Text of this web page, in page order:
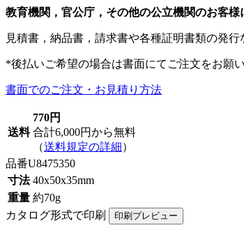
教育機関，官公庁，その他の公立機関のお客
見積書，納品書，請求書や各種証明書類の発行
*後払いご希望の場合は書面にてご注文をお願い
書面でのご注文・お見積り方法
送料
770円
合計6,000円から無料
（送料規定の詳細）
品番U8475350
寸法 40x50x35mm
重量 約70g
カタログ形式で印刷